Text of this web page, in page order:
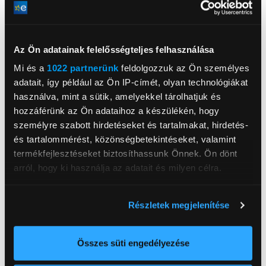
Az Ön adatainak felelősségteljes felhasználása
Mi és a 1022 partnerünk feldolgozzuk az Ön személyes
adatait, így például az Ön IP-címét, olyan technológiákat
használva, mint a sütik, amelyekkel tárolhatjuk és
hozzáférünk az Ön adataihoz a készülékén, hogy
személyre szabott hirdetéseket és tartalmakat, hirdetés-
és tartalommérést, közönségbetekintéseket, valamint
termékfejlesztéseket biztosíthassunk Önnek. Ön dönt
arról, hogy ki használja az adatait és milyen célra.
elhelyezkedéséről pár méteres pontossággal
Az Ön készülékén beazonosítása annak konkrét
Részletek megjelenítése
Összes süti engedélyezése
Képátló (inch)
Képernyő felbontás
USB portok száma
2 db
HDMI csatlakozók száma
3 db
Magasság
61,8 cm
Szélesség
96,9 cm
Mélység
23,5 cm
Energiaosztály
G
Fekete
USB csatlakozó
Igen
Igen